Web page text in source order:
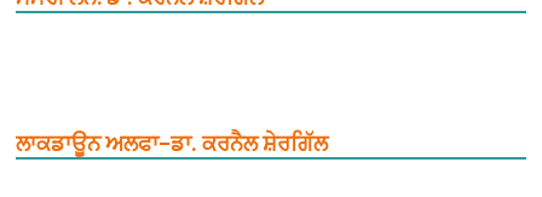
ਲਾਕਡਾਊਨ ਅਲਫਾ–ਡਾ. ਕਰਨੈਲ ਸ਼ੇਰਗਿੱਲ